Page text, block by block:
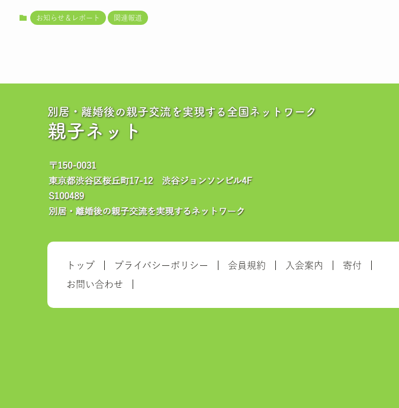
お知らせ＆レポート 関連報道
別居・離婚後の親子交流を実現する全国ネットワーク
親子ネット
トップ プライバシーポリシー 会員規約 入会案内
寄付
お問い合わせ